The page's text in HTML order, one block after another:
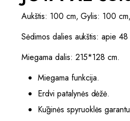
Aukštis: 100 cm, Gylis: 100
Sėdimos dalies aukštis: apie
Miegama dalis: 215*128 cm.
Miegama funkcija.
Erdvi patalynės dėžė.
Kūginės spyruoklės